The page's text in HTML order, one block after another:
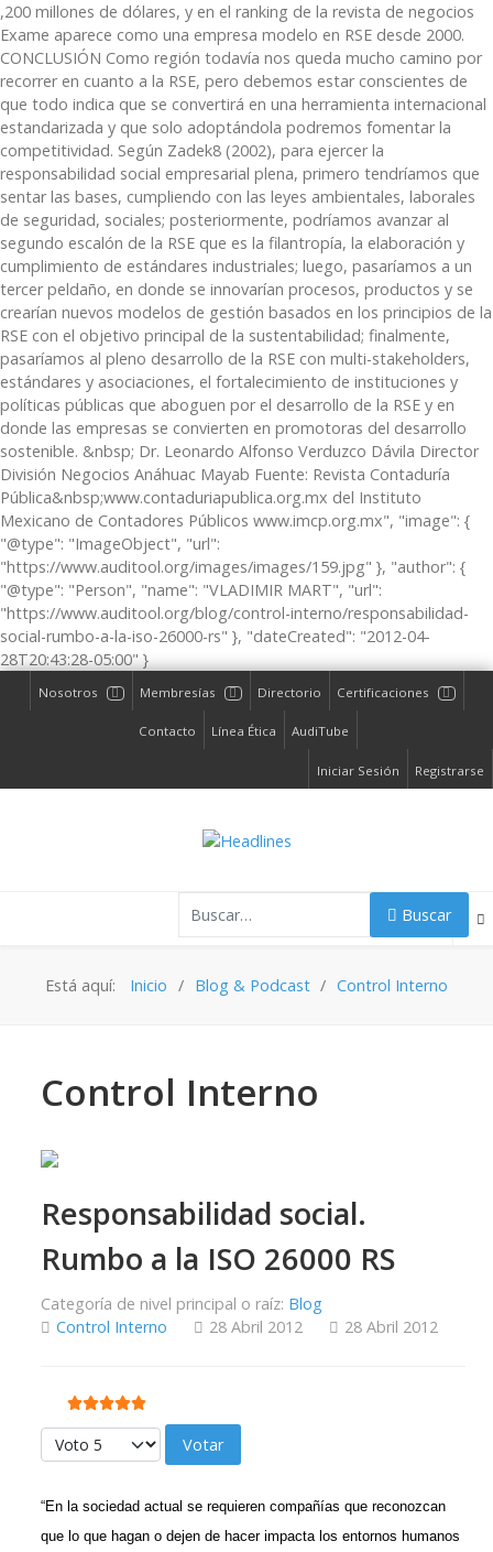
,200 millones de dólares, y en el ranking de la revista de negocios
Exame aparece como una empresa modelo en RSE desde 2000.
CONCLUSIÓN Como región todavía nos queda mucho camino por
recorrer en cuanto a la RSE, pero debemos estar conscientes de
que todo indica que se convertirá en una herramienta internacional
estandarizada y que solo adoptándola podremos fomentar la
competitividad. Según Zadek8 (2002), para ejercer la
responsabilidad social empresarial plena, primero tendríamos que
sentar las bases, cumpliendo con las leyes ambientales, laborales
de seguridad, sociales; posteriormente, podríamos avanzar al
segundo escalón de la RSE que es la filantropía, la elaboración y
cumplimiento de estándares industriales; luego, pasaríamos a un
tercer peldaño, en donde se innovarían procesos, productos y se
crearían nuevos modelos de gestión basados en los principios de la
RSE con el objetivo principal de la sustentabilidad; finalmente,
pasaríamos al pleno desarrollo de la RSE con multi-stakeholders,
estándares y asociaciones, el fortalecimiento de instituciones y
políticas públicas que aboguen por el desarrollo de la RSE y en
donde las empresas se convierten en promotoras del desarrollo
sostenible. &nbsp; Dr. Leonardo Alfonso Verduzco Dávila Director
División Negocios Anáhuac Mayab Fuente: Revista Contaduría
Pública&nbsp;www.contaduriapublica.org.mx del Instituto
Mexicano de Contadores Públicos www.imcp.org.mx", "image": {
"@type": "ImageObject", "url":
"https://www.auditool.org/images/images/159.jpg" }, "author": {
"@type": "Person", "name": "VLADIMIR MART", "url":
"https://www.auditool.org/blog/control-interno/responsabilidad-
social-rumbo-a-la-iso-26000-rs" }, "dateCreated": "2012-04-
28T20:43:28-05:00" }
Nosotros Membresías Directorio Certificaciones
Contacto Línea Ética AudiTube
Iniciar Sesión Registrarse
Buscar
Está aquí: Inicio Blog & Podcast Control Interno
Control Interno
Responsabilidad social.
Rumbo a la ISO 26000 RS
Categoría de nivel principal o raíz: Blog
Control Interno
28 Abril 2012 28 Abril 2012
Ratio:5/5
Por favor, vote
“En la sociedad actual se requieren compañías que reconozcan
que lo que hagan o dejen de hacer impacta los entornos humanos